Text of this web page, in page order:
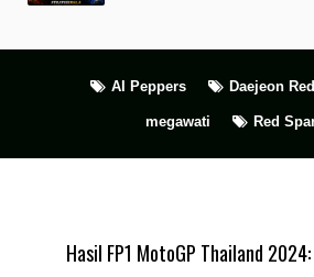
AI Peppers Daejeon
megawati Red
Hasil FP1 MotoGP Thailand